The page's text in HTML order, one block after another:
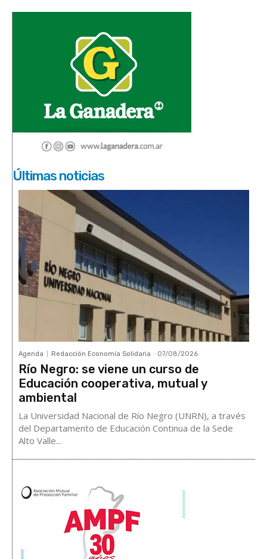
Últimas noticias
Agenda Redacción Economía Solidaria - 07/08/2026
Río Negro: se viene un curso de
Educación cooperativa, mutual y
ambiental
La Universidad Nacional de Río Negro (UNRN), a través
del Departamento de Educación Continua de la Sede
Alto Valle...